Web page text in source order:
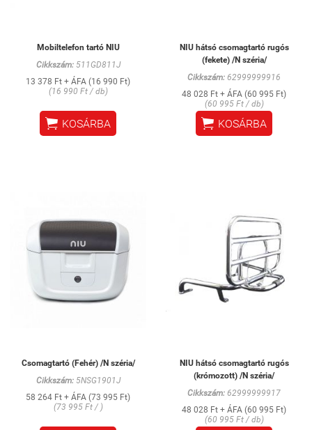
Mobiltelefon tartó NIU
Cikkszám:511GD811J
13 378 Ft + ÁFA (16 990 Ft)
(16 990 Ft / db)
 KOSÁRBA
NIU hátsó csomagtartó rugós
(fekete) /N széria/
Cikkszám: 62999999916
48 028 Ft + ÁFA (60 995 Ft)
(60 995 Ft / db)
 KOSÁRBA
Csomagtartó (Fehér) /N széria/
Cikkszám:5NSG1901J
58 264 Ft + ÁFA (73 995 Ft)
(73 995 Ft / )
NIU hátsó csomagtartó rugós
(krómozott) /N széria/
Cikkszám: 62999999917
48 028 Ft + ÁFA (60 995 Ft)
(60 995 Ft / db)